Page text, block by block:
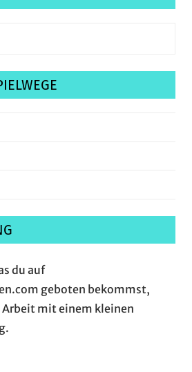
du auf
geboten bekommst,
mit einem kleinen